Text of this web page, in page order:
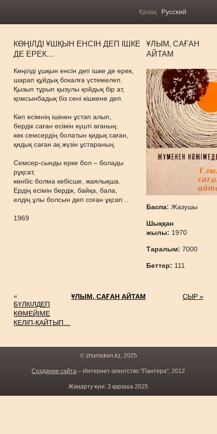
Қазақ Русский
КӨҢІЛДІ ҰШҚЫН ЕНСІН ДЕП ІШКЕ
ДЕ ЕРЕК…
Көңілді ұшқын енсін деп ішке де ерек,
шарап құйдық бокалға үстемелеп.
Қызып тұрып қызулы қойдық бір ат,
қомсынбадық біз сені кішкене деп.
Көп есімнің ішінен ұстап алып,
бердік саған есімін күшті ағаның:
көк семсердің болатын қидық саған,
қидық саған ақ жүзін ұстараның.
Семсер-сынды ерке бол – болады
рұқсат,
көнбіс болма кебісше, жаялықша.
Ердің есімін бердік, байқа, бала,
елдің ұлы болсын деп соған ұқсап...
1969
ҰЛЫМ, САҒАН
АЙТАМ
Баспа:Жазушы
Шыққан
жылы: 1970
Таралым:7000
Беттер: 111
«
БҮЛКІЛДЕП
КӨМЕЙІМЕ
КЕЛІП-ҚАЙТЫП…
ҰЛЫМ, САҒАН АЙТАМ СЫР »
© zhumeken.kz, 2025
Создание сайта – Интернет-агентство "Пантера", 2012
Жаңарту күні: 3 қараша 2025